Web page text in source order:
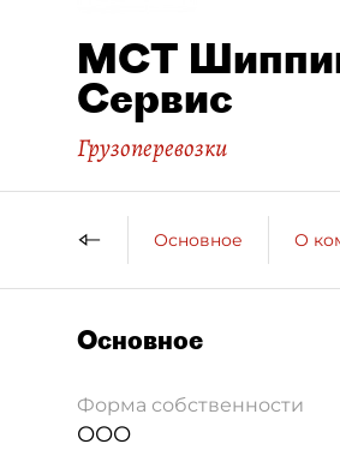
МСТ
Сервис
Грузоперевозки
Основное О
Основное
Форма собственности
ООО